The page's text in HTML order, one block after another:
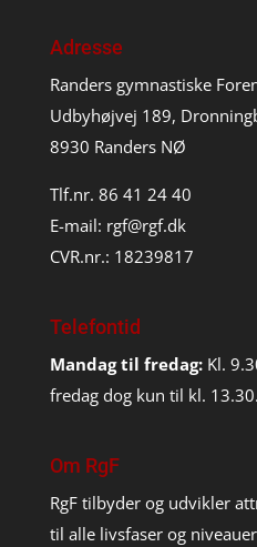
Adresse
Randers gymnastiske
Udbyhøjvej 189,
8930 Randers NØ
Tlf.nr. 86 41 24 40
E-mail: rgf@rgf.dk
CVR.nr.: 18239817
Telefontid
Mandag til fredag: Kl.
fredag dog kun til kl. 13.30.
Om RgF
RgF tilbyder og udvikler
til alle livsfaser og